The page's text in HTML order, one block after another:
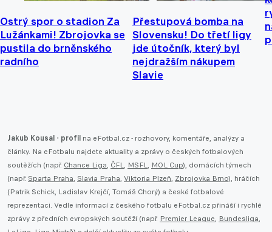
Ostrý spor o stadion Za
Lužánkami! Zbrojovka se
pustila do brněnského
radního
Přestupová bomba na
Slovensku! Do třetí ligy
jde útočník, který byl
nejdražším nákupem
Slavie
Jakub Kousal - profil na eFotbal.cz - rozhovory, komentáře, analýzy a
články. Na eFotbalu najdete aktuality a zprávy o českých fotbalových
soutěžích (např. Chance Liga, ČFL, MSFL, MOL Cup), domácích týmech
(např. Sparta Praha, Slavia Praha, Viktoria Plzeň, Zbrojovka Brno), hráčích
(Patrik Schick, Ladislav Krejčí, Tomáš Chorý) a české fotbalové
reprezentaci. Vedle informací z českého fotbalu eFotbal.cz přináší i rychlé
zprávy z předních evropských soutěží (např. Premier League, Bundesliga,